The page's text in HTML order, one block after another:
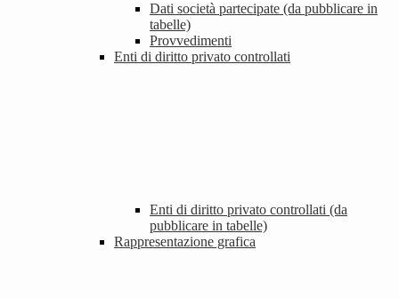
Dati società partecipate (da pubblicare in
tabelle)
Provvedimenti
Enti di diritto privato controllati
Enti di diritto privato controllati (da
pubblicare in tabelle)
Rappresentazione grafica